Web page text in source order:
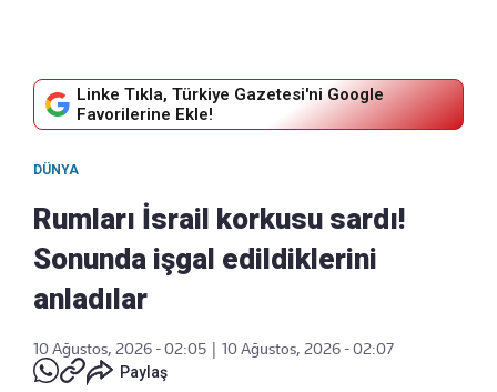
Linke Tıkla, Türkiye Gazetesi'ni Google
Favorilerine Ekle!
DÜNYA
Rumları İsrail korkusu sardı!
Sonunda işgal edildiklerini
anladılar
10 Ağustos, 2026 - 02:05
10 Ağustos, 2026 - 02:07
Paylaş